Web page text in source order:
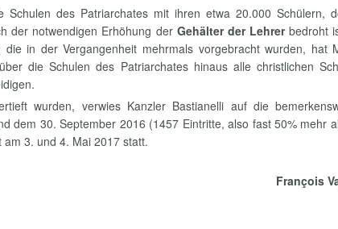
des Patriarchates mit ihren etwa 20.000 Schülern,
der notwendigen Erhöhung der Gehälter der Lehrerbedroht
in der Vergangenheit mehrmals vorgebracht wurden, hat
die Schulen des Patriarchates hinaus alle christlichen
wurden, verwies Kanzler Bastianelli auf die
dem 30. September 2016 (1457 Eintritte, also fast 50% mehr
3. und 4. Mai 2017 statt.
François